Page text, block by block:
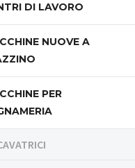
DI LAVORO
NUOVE A
PER